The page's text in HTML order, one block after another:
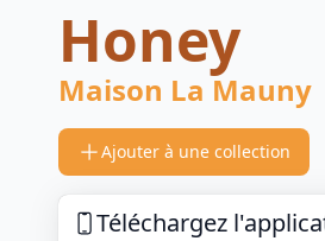
Honey
Maison La Mauny
Ajouter à une collection
Téléchargez